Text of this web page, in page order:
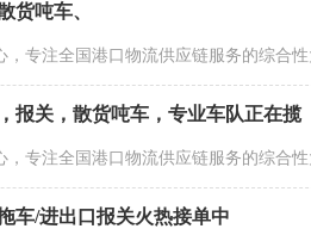
货吨车、
，专注全国港口物流供应链服务的综合
报关，散货吨车，专业车队正在揽
，专注全国港口物流供应链服务的综合
车/进出口报关火热接单中